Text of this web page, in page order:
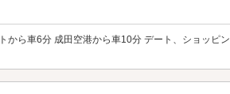
から車6分 成田空港から車10分 デート、ショッピン